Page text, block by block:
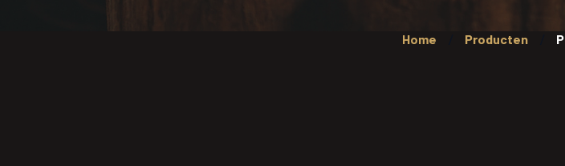
Home Producten